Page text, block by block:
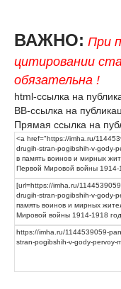
ВАЖНО: При
цитировании
обязательна !
html-ссылка на
BB-ссылка на
Прямая ссылка на